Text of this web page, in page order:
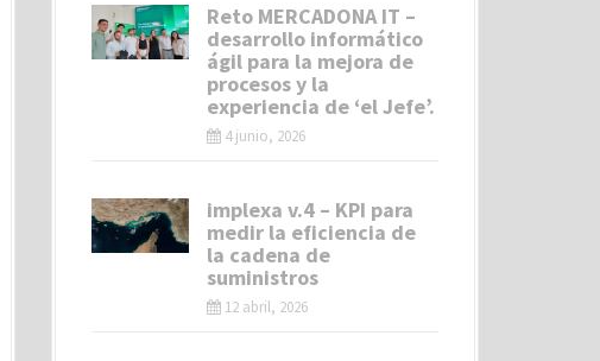
Reto MERCADONA IT –
desarrollo informático
ágil para la mejora de
procesos y la
experiencia de ‘el Jefe’.
4 junio, 2026
implexa v.4 – KPI para
medir la eficiencia de
la cadena de
suministros
12 abril, 2026